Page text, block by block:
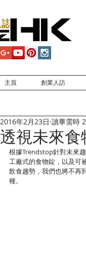
主頁 創業人訪
透視未來食
2016年2月23日 讀畢需時
根據Trendstop針對未來
工廠式的食物錠，以及可
飲食趨勢，我們也將不再
種。